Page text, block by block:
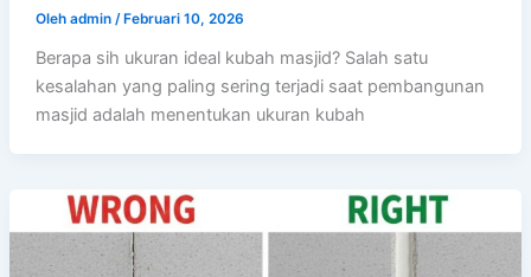
Oleh admin /Februari 10, 2026
Berapa sih ukuran ideal kubah masjid? Salah satu
kesalahan yang paling sering terjadi saat pembangunan
masjid adalah menentukan ukuran kubah